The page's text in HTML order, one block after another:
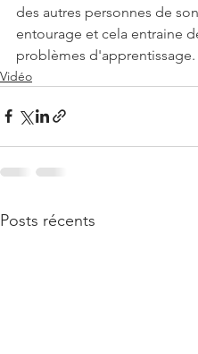
des autres personnes de son
entourage et cela entraine
problèmes d'apprentissage.
Vidéo
Posts récents